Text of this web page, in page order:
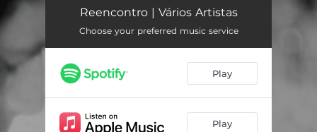
Dolphin 03:32
Alegria de Viver 04:43
Reencontro 02:44
Oferenda 04:57
Reencontro | Vários Artistas
Choose your preferred music service
Play
Play